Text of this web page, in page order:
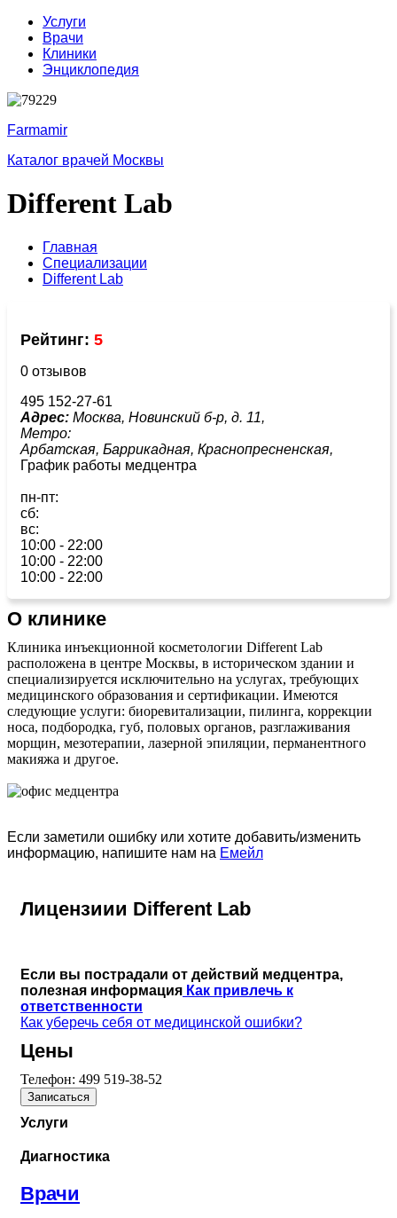
Услуги
Врачи
Клиники
Энциклопедия
Farmamir
Каталог врачей Москвы
Different Lab
Главная
Специализации
Different Lab
Рейтинг: 5
0 отзывов
495 152-27-61
Адрес: Москва, Новинский б-р, д. 11,
Метро:
Арбатская, Баррикадная, Краснопресненская,
График работы медцентра
пн-пт:
сб:
вс:
10:00 - 22:00
10:00 - 22:00
10:00 - 22:00
О клинике
Клиника инъекционной косметологии Different Lab
расположена в центре Москвы, в историческом здании и
специализируется исключительно на услугах, требующих
медицинского образования и сертификации. Имеются
следующие услуги: биоревитализации, пилинга, коррекции
носа, подбородка, губ, половых органов, разглаживания
морщин, мезотерапии, лазерной эпиляции, перманентного
макияжа и другое.
Если заметили ошибку или хотите добавить/изменить
информацию, напишите нам на Емейл
Лицензиии Different Lab
Если вы пострадали от действий медцентра,
полезная информация Как привлечь к
ответственности
Как уберечь себя от медицинской ошибки?
Цены
Телефон: 499 519-38-52
Записаться
Услуги
Диагностика
Врачи